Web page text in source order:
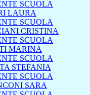
SCUOLA
LAURA
SCUOLA
CRISTINA
SCUOLA
MARINA
SCUOLA
STEFANIA
SCUOLA
SARA